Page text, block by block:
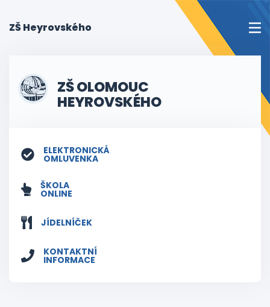
ZŠ Heyrovského
ZŠ OLOMOUC
HEYROVSKÉHO
ELEKTRONICKÁ
OMLUVENKA
ŠKOLA
ONLINE
JÍDELNÍČEK
KONTAKTNÍ
INFORMACE